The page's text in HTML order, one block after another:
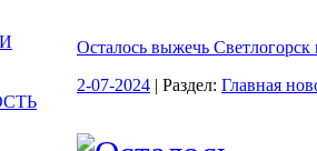
Осталось выжечь
2-07-2024 | Раздел: Главная